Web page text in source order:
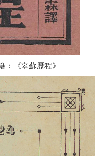
：《辜蘇歷程》